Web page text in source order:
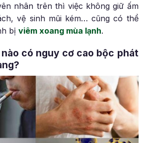
nhân trên thì việc không giữ ấm
vệ sinh mũi kém… cũng có thể
bịviêm xoang mùa lạnh.
có nguy cơ cao bộc phát